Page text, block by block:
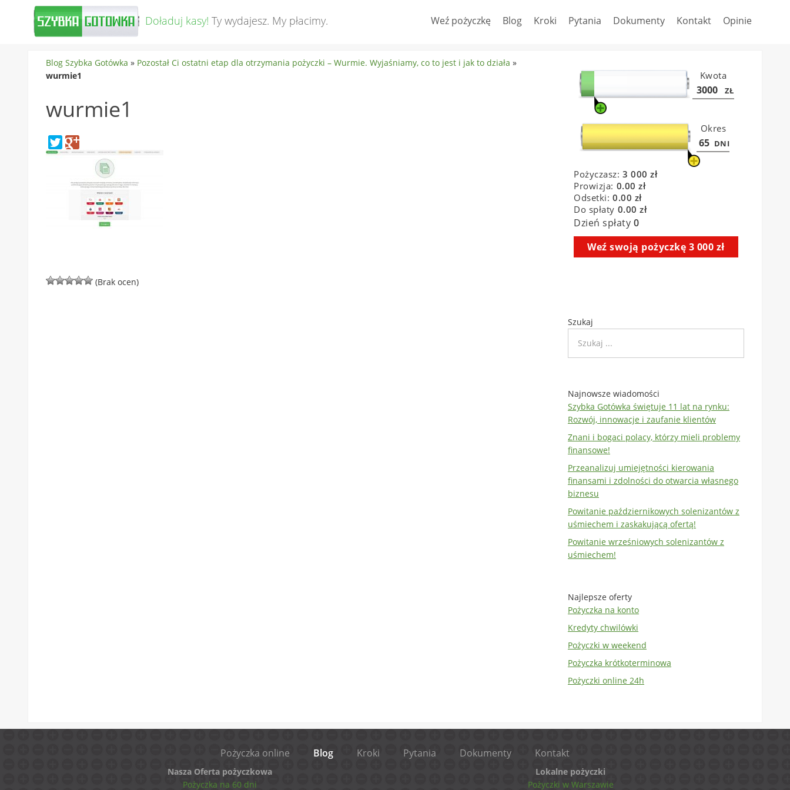
Doładuj kasy! Ty wydajesz. My płacimy. Weź pożyczkę Blog Kroki Pytania Dokumenty Kontakt Opinie
Blog Szybka Gotówka » Pozostał Ci ostatni etap dla otrzymania pożyczki – Wurmie. Wyjaśniamy, co to jest i jak to działa »
wurmie1
wurmie1
(Brak ocen)
Szukaj
Najnowsze wiadomości
Szybka Gotówka świętuje 11 lat na rynku:
Rozwój, innowacje i zaufanie klientów
Znani i bogaci polacy, którzy mieli problemy
finansowe!
Przeanalizuj umiejętności kierowania
finansami i zdolności do otwarcia własnego
biznesu
Powitanie październikowych solenizantów z
uśmiechem i zaskakującą ofertą!
Powitanie wrześniowych solenizantów z
uśmiechem!
Najlepsze oferty
Pożyczka na konto
Kredyty chwilówki
Pożyczki w weekend
Pożyczka krótkoterminowa
Pożyczki online 24h
Pożyczka online Blog Kroki Pytania Dokumenty Kontakt
Nasza Oferta pożyczkowa
Pożyczka na 60 dni
Lokalne pożyczki
Pożyczki w Warszawie